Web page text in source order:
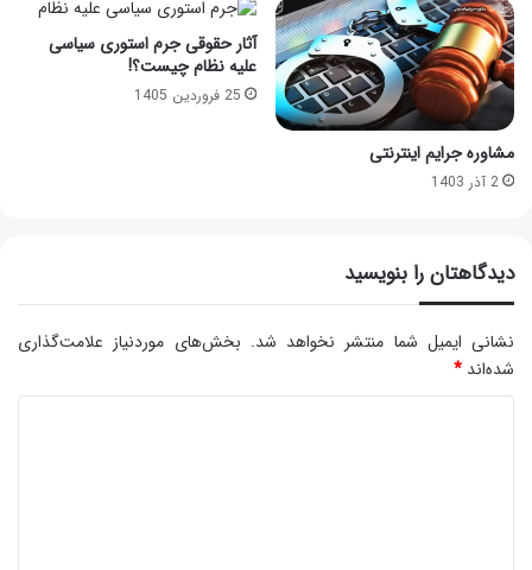
مشاوره جرایم اینترنتی
2 آذر 1403
آثار حقوقی جرم استوری سیاسی
علیه نظام چیست؟!
25 فروردین 1405
دیدگاهتان را بنویسید
نشانی ایمیل شما منتشر نخواهد شد. بخش‌های موردنیاز علامت‌گذاری
شده‌اند *